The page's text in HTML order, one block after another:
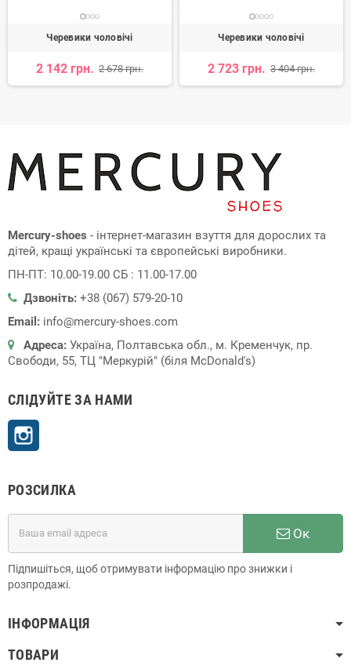
Черевики чоловічі
2 142 грн. 2 678 грн.
Черевики чоловічі
2 723 грн. 3 404 грн.
Mercury-shoes - інтернет-магазин взуття для дорослих та
дітей, кращі українські та європейські виробники.
ПН-ПТ: 10.00-19.00 СБ : 11.00-17.00
Дзвоніть: +38 (067) 579-20-10
Email: info@mercury-shoes.com
Адреса: Україна, Полтавська обл., м. Кременчук, пр.
Свободи, 55, ТЦ "Меркурій" (біля McDonald's)
СЛІДУЙТЕ ЗА НАМИ
РОЗСИЛКА
Ок
Підпишіться, щоб отримувати інформацію про знижки і
розпродажі.
ІНФОРМАЦІЯ
ТОВАРИ